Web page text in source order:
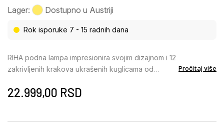
Lager:
Dostupno u Austriji
Rok isporuke 7 - 15 radnih dana
RIHA podna lampa impresionira svojim dizajnom i 12
zakrivljenih krakova ukrašenih kuglicama od
prekidač na kablu nude funkcionalnost i eleganciju.
Pročitaj više
22.999,00 RSD